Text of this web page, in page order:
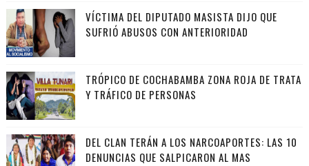
VÍCTIMA DEL DIPUTADO MASISTA DIJO QUE
SUFRIÓ ABUSOS CON ANTERIORIDAD
TRÓPICO DE COCHABAMBA ZONA ROJA DE TRATA
Y TRÁFICO DE PERSONAS
DEL CLAN TERÁN A LOS NARCOAPORTES: LAS 10
DENUNCIAS QUE SALPICARON AL MAS